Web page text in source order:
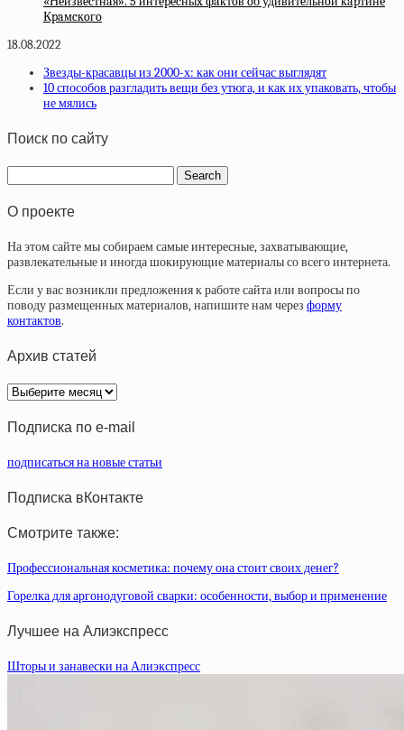
Кpaмcкoгo
18.08.2022
Звезды-красавцы из 2000-х: как они сейчас выглядят
10 способов разгладить вещи без утюга, и как их упаковать, чтобы
не мялись
Поиск по сайту
О проекте
На этом сайте мы собираем самые интересные, захватывающие,
развлекательные и иногда шокирующие материалы со всего интернета.
Если у вас возникли предложения к работе сайта или вопросы по
поводу размещенных материалов, напишите нам через форму
контактов.
Архив статей
Архив
статей
Подписка по e-mail
подписаться на новые статьи
Подписка вКонтакте
Смотрите также:
Профессиональная косметика: почему она стоит своих денег?
Горелка для аргонодуговой сварки: особенности, выбор и применение
Лучшее на Алиэкспресс
Шторы и занавески на Алиэкспресс